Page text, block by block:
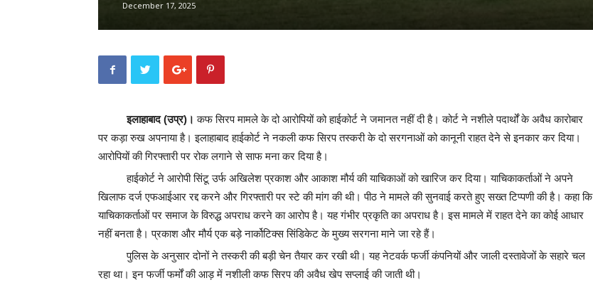
December 17, 2025
इलाहाबाद (उप्र)। कफ सिरप मामले के दो आरोपियों को हाईकोर्ट ने जमानत नहीं दी है। कोर्ट ने नशीले पदार्थों के अवैध कारोबार
पर कड़ा रुख अपनाया है। इलाहाबाद हाईकोर्ट ने नकली कफ सिरप तस्करी के दो सरगनाओं को कानूनी राहत देने से इनकार कर दिया।
आरोपियों की गिरफ्तारी पर रोक लगाने से साफ मना कर दिया है।
हाईकोर्ट ने आरोपी सिंटू उर्फ अखिलेश प्रकाश और आकाश मौर्य की याचिकाओं को खारिज कर दिया। याचिकाकर्ताओं ने अपने
खिलाफ दर्ज एफआईआर रद्द करने और गिरफ्तारी पर स्टे की मांग की थी। पीठ ने मामले की सुनवाई करते हुए सख्त टिप्पणी की है। कहा कि
याचिकाकर्ताओं पर समाज के विरुद्ध अपराध करने का आरोप है। यह गंभीर प्रकृति का अपराध है। इस मामले में राहत देने का कोई आधार
नहीं बनता है। प्रकाश और मौर्य एक बड़े नार्कोटिक्स सिंडिकेट के मुख्य सरगना माने जा रहे हैं।
पुलिस के अनुसार दोनों ने तस्करी की बड़ी चेन तैयार कर रखी थी। यह नेटवर्क फर्जी कंपनियों और जाली दस्तावेजों के सहारे चल
रहा था। इन फर्जी फर्मों की आड़ में नशीली कफ सिरप की अवैध खेप सप्लाई की जाती थी।